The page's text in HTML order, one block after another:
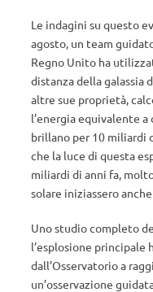
Le indagini su questo
agosto, un team
Regno Unito ha
distanza della galassia
altre sue proprietà,
l’energia equivalente
brillano per 10 miliardi
che la luce di questa
miliardi di anni fa,
solare iniziassero
Uno studio completo
l’esplosione
dall’Osservatorio a
un’osservazione